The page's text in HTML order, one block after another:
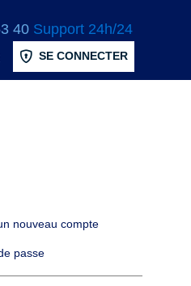
40 Support 24h/24
SE CONNECTER
nouveau compte
passe